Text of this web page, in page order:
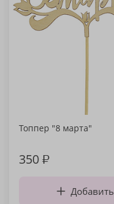
Топпер "8 марта"
350₽
Добавить